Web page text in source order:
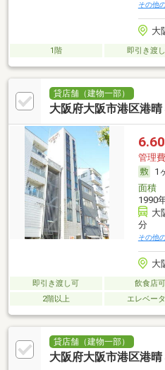
その他
大
1階 即引き渡
貸店舗（建物一部）
大阪府大阪市港区港晴
6.60
管理
1
面積
1990
大
分
その他
大
即引き渡し可 飲食店可
2階以上
エレベー
貸店舗（建物一部）
大阪府大阪市港区港晴